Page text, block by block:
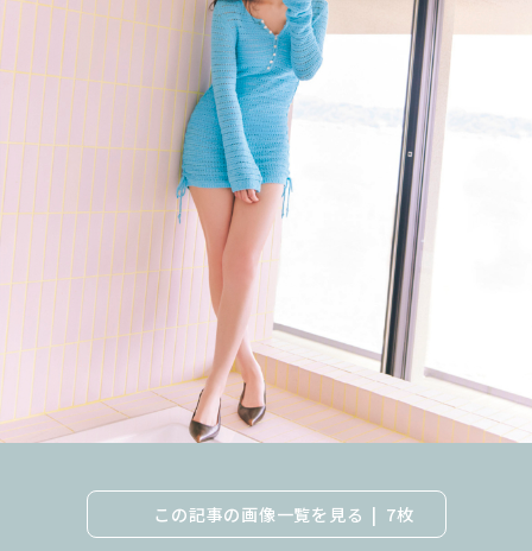
この記事の画像一覧を見る 7枚